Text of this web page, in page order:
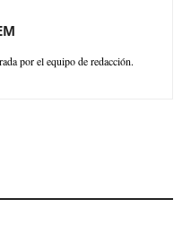
por el equipo de redacción.